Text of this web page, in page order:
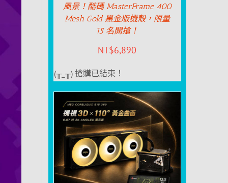
風景！酷碼 MasterFrame 400
Mesh Gold 黑金版機殼，限量
15 名開搶！
NT$6,890
(╥_╥) 搶購已結束！